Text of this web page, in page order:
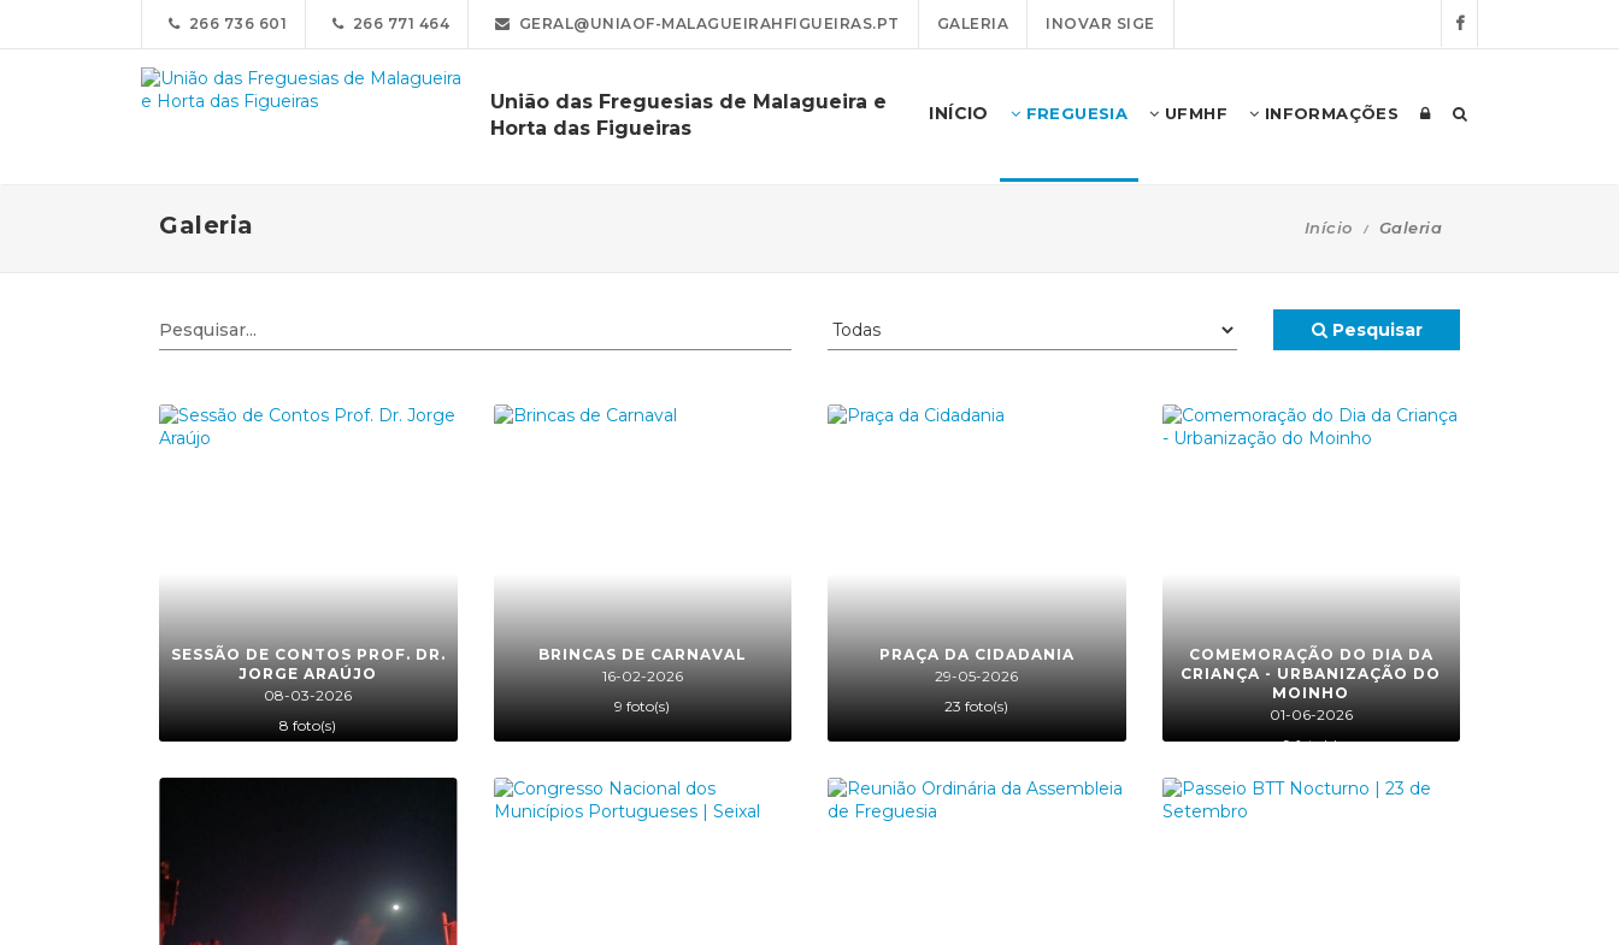
266 736 601 266 771 464 GERAL@UNIAOF-MALAGUEIRAHFIGUEIRAS.PT GALERIA INOVAR SIGE
União das Freguesias de Malagueira e
Horta das Figueiras
INÍCIO FREGUESIA UFMHF INFORMAÇÕES
Galeria Início Galeria
Pesquisar
SESSÃO DE CONTOS PROF. DR.
JORGE ARAÚJO
08-03-2026
8 foto(s)
BRINCAS DE CARNAVAL
16-02-2026
9 foto(s)
PRAÇA DA CIDADANIA
29-05-2026
23 foto(s)
COMEMORAÇÃO DO DIA DA
CRIANÇA - URBANIZAÇÃO DO
MOINHO
01-06-2026
9 foto(s)